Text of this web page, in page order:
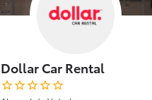
Dollar Car Rental